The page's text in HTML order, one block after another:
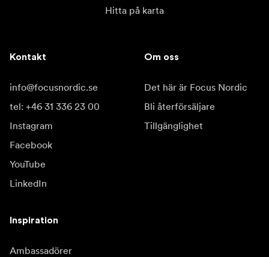
Hitta på karta
Kontakt
info@focusnordic.se
tel: +46 31 336 23 00
Instagram
Facebook
YouTube
LinkedIn
Om oss
Det här är Focus Nordic
Bli återförsäljare
Tillgänglighet
Inspiration
Ambassadörer